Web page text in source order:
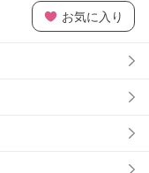
お気に入り